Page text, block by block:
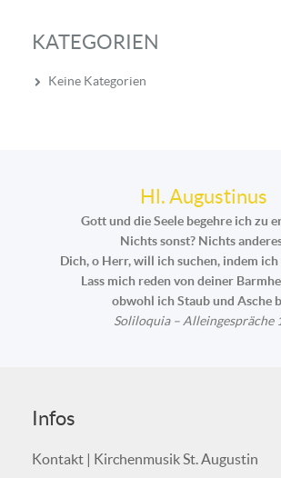
KATEGORIEN
Keine Kategorien
Hl. Augustinus
Gott und die Seele begehre ich zu
Nichts sonst? Nichts
Dich, o Herr, will ich suchen, indem
Lass mich reden von deiner
obwohl ich Staub und Asche
Soliloquia – Alleingespräche
Infos
Kontakt | Kirchenmusik St. Augustin